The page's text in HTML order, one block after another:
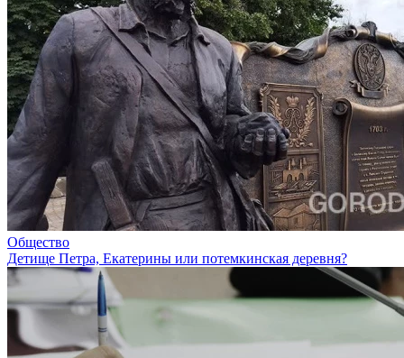
Общество
Детище Петра, Екатерины или потемкинская деревня?